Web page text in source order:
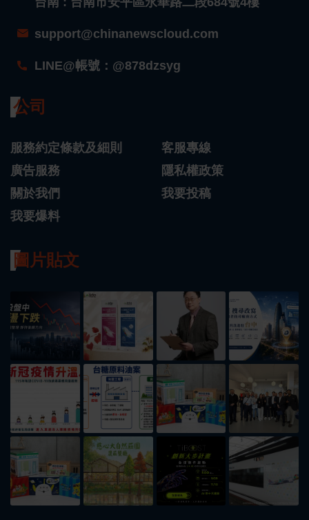
support@chinanewscloud.com
LINE@帳號：@878dzsyg
公司
服務約定條款及細則
客服專線
廣告服務
隱私權政策
關於我們
我要投稿
我要爆料
圖片貼文